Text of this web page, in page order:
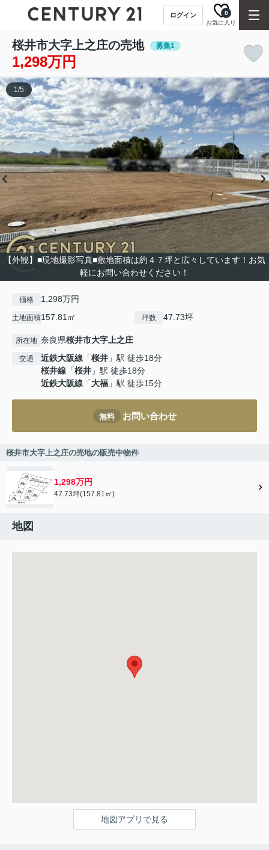
ログイン
お気に入り
0
桜井市大字上之庄の売地 募集1
1,298万円
【外観】■現地撮影写真■敷地面積は約４７坪と広々しています！お気
軽にお問い合わせください！
1/5
価格 1,298万円
土地面積157.81㎡ 坪数 47.73坪
所在地 奈良県桜井市大字上之庄
交通 近鉄大阪線 「桜井 」駅 徒歩18分
桜井線 「桜井 」駅 徒歩18分
近鉄大阪線 「大福 」駅 徒歩15分
無料 お問い合わせ
桜井市大字上之庄の売地の販売中物件
1,298万円
47.73坪(157.81㎡)
地図
地図アプリで見る